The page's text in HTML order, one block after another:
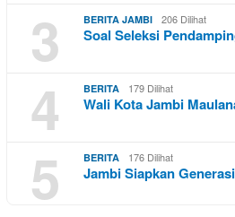
3 BERITA JAMBI 206 Dilihat
Soal Seleksi
4 BERITA 179 Dilihat
Wali Kota Jambi
5 BERITA 176 Dilihat
Jambi Siapkan